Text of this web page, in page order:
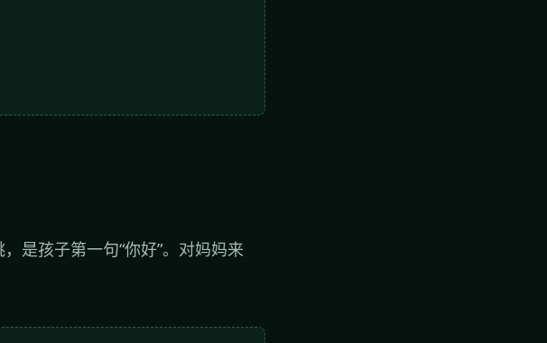
是孩子第一句“你好”。对妈妈来